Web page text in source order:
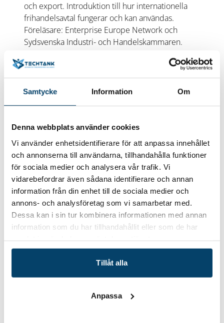
Samtycke Information Om
Denna webbplats använder cookies
Vi använder enhetsidentifierare för att anpassa innehållet
och annonserna till användarna, tillhandahålla funktioner
för sociala medier och analysera vår trafik. Vi
vidarebefordrar även sådana identifierare och annan
information från din enhet till de sociala medier och
annons- och analysföretag som vi samarbetar med.
Dessa kan i sin tur kombinera informationen med annan
information som du har tillhandahållit eller som de har
Tillåt alla
Anpassa
och export. Introduktion till hur internationella
frihandelsavtal fungerar och kan användas.
Föreläsare: Enterprise Europe Network och
Sydsvenska Industri- och Handelskammaren.
maj, kl 09.00-12.30, Kristianstad.
Finansiering som
konkurrensfördel. Bidrag, lån och garantier.
Föreläsare: Exportkreditnämnden, Svensk
Vi bjuder på förmiddagsfika och avslutande
gemensam lunch vid varje tillfälle.Sista
anmälningsdag är den2:a april.Till anmälan >>Vid
frågor kontakta Liselott Wentzel,liselott.wentzel@almi.se
Exportprogrammet våren 2025 genomförs av Regional
Exportsamverkan i Blekinge och Skåne där följande
aktörer ingår: Almi, Business Blekinge, Business Sweden,
Enterprise Europe Network, Exportkreditnämnden, Region
Blekinge, Region Skåne, Svensk Exportkredit, Sydsvenska
Industri- och Handelskammaren. Aktiviteten finansieras